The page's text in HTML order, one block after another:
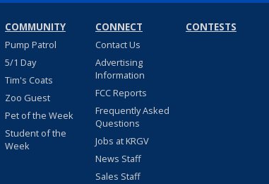
COMMUNITY
Pump Patrol
5/1 Day
Tim's Coats
Zoo Guest
Pet of the Week
Student of the
Week
CONNECT
Contact Us
Advertising
Information
FCC Reports
Frequently Asked
Questions
Jobs at KRGV
News Staff
Sales Staff
CONTESTS